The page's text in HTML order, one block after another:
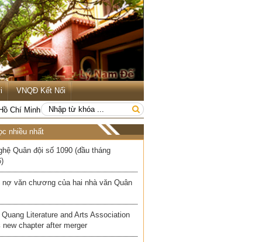
VNQĐ Kết Nối
Chí Minh
nhiều nhất
Quân đội số 1090 (đầu tháng
nợ văn chương của hai nhà văn Quân
Literature and Arts Association
new chapter after merger